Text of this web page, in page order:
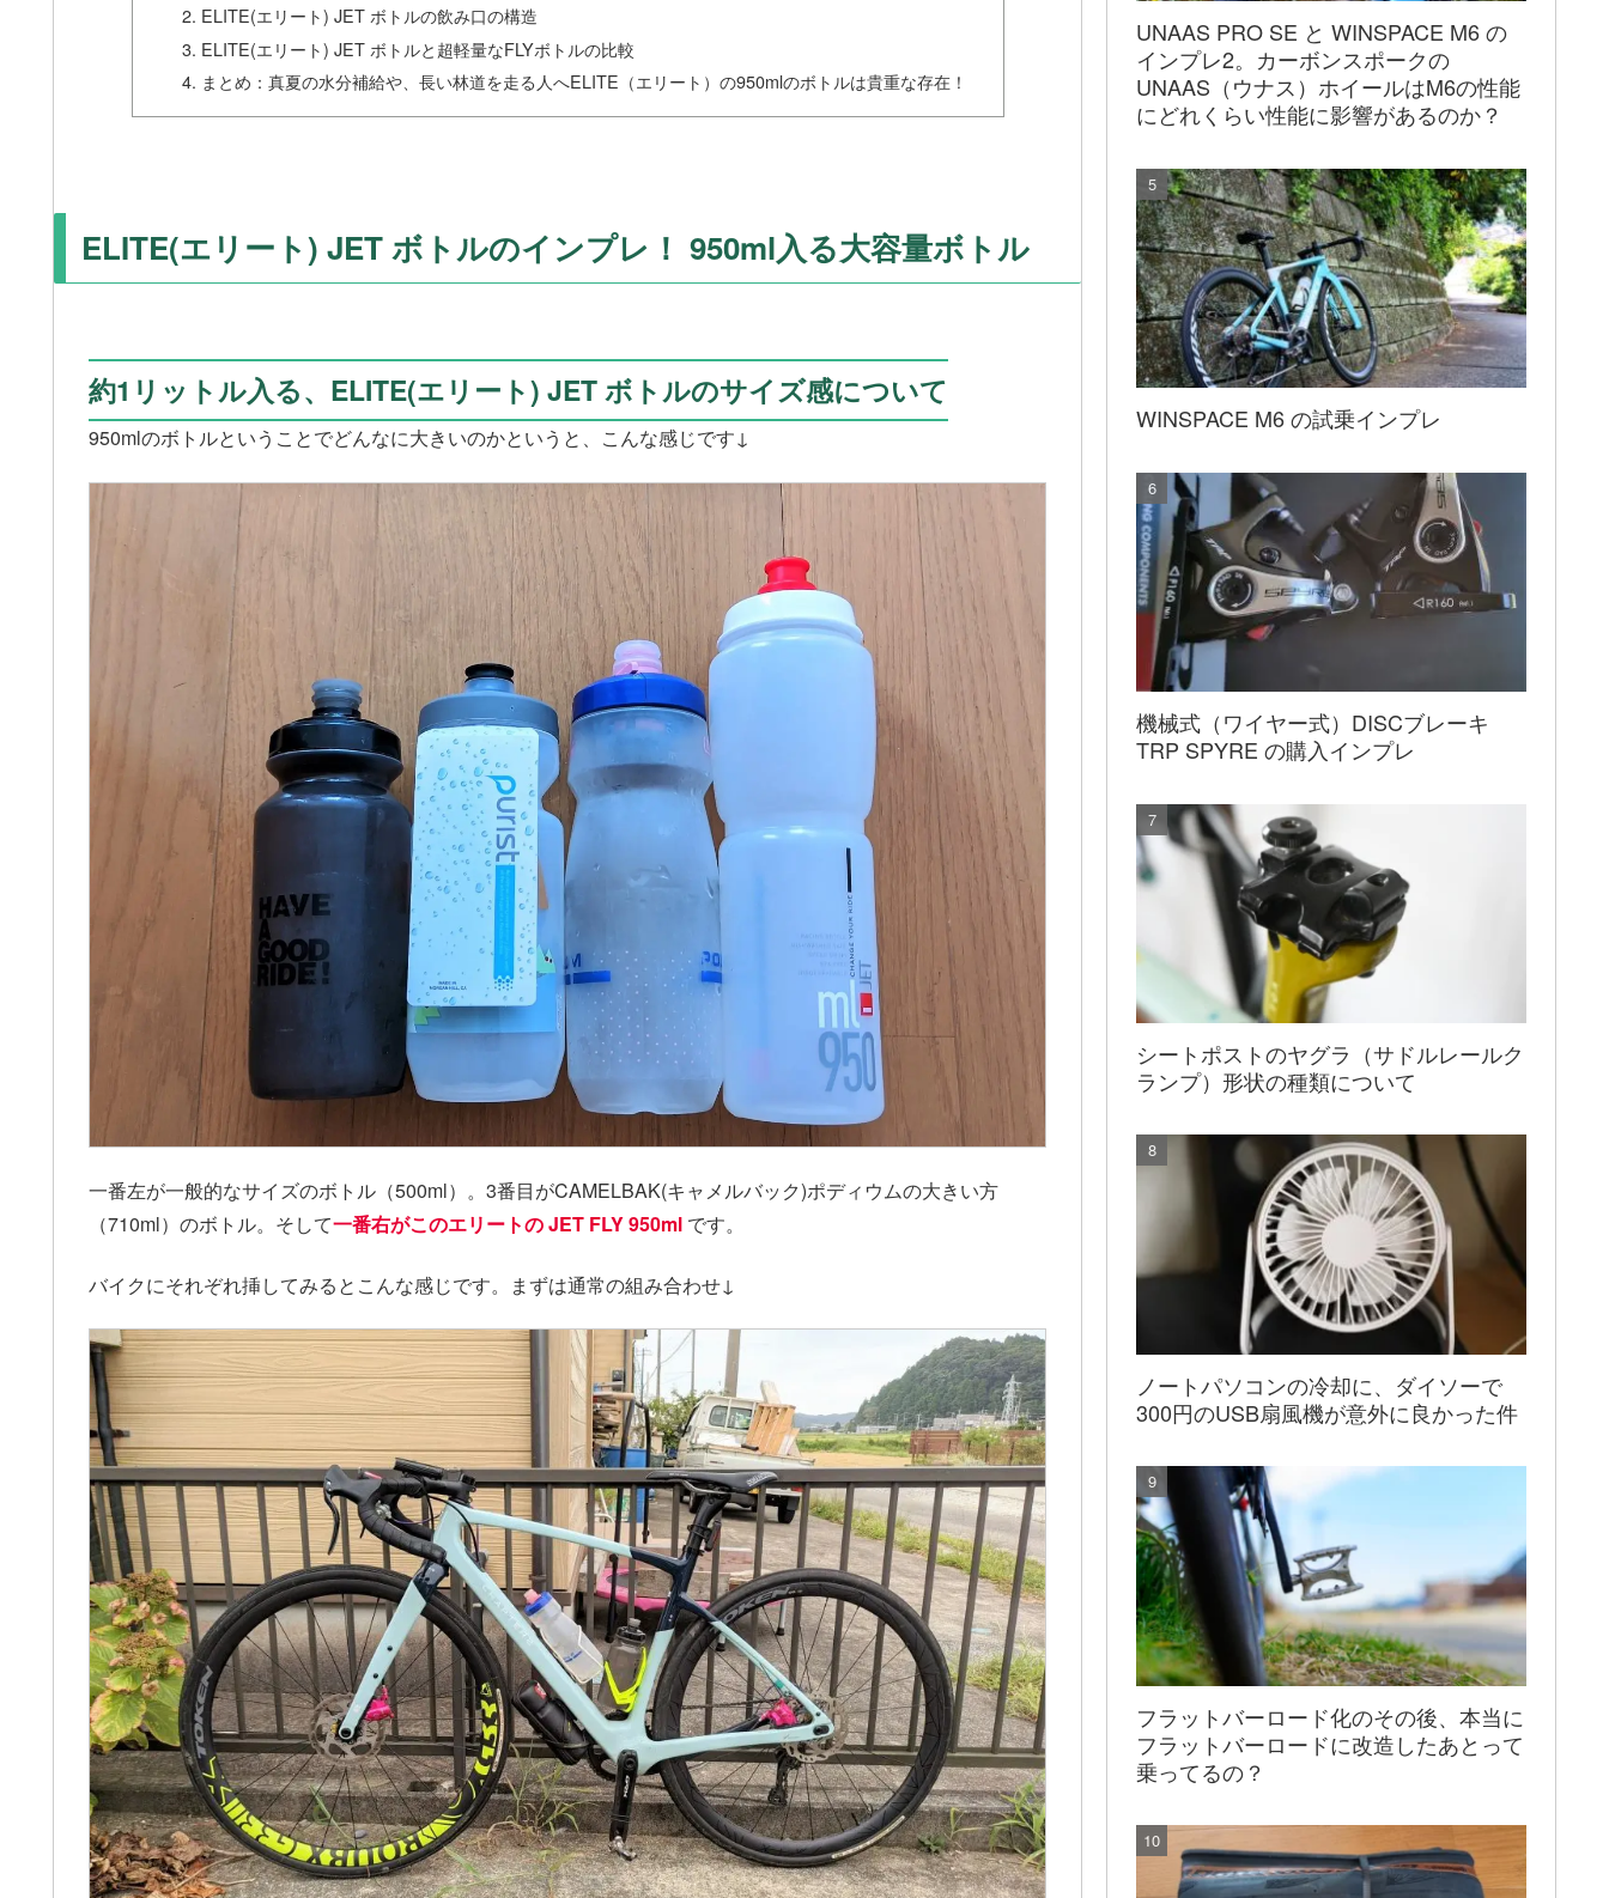
ELITE(エリート) JET ボトルの飲み口の構造
ELITE(エリート) JET ボトルと超軽量なFLYボトルの比較
まとめ：真夏の水分補給や、長い林道を走る人へELITE（エリート）の950mlのボトルは貴重な存在！
ELITE(エリート) JET ボトルのインプレ！ 950ml入る大容量ボトル
約1リットル入る、ELITE(エリート) JET ボトルのサイズ感について
950mlのボトルということでどんなに大きいのかというと、こんな感じです↓
一番左が一般的なサイズのボトル（500ml）。3番目がCAMELBAK(キャメルバック)ポディウムの大きい方
（710ml）のボトル。そして一番右がこのエリートの JET FLY 950ml です。
バイクにそれぞれ挿してみるとこんな感じです。まずは通常の組み合わせ↓
UNAAS PRO SE と WINSPACE M6 の
インプレ2。カーボンスポークの
UNAAS（ウナス）ホイールはM6の性能
にどれくらい性能に影響があるのか？
WINSPACE M6 の試乗インプレ
機械式（ワイヤー式）DISCブレーキ
TRP SPYRE の購入インプレ
シートポストのヤグラ（サドルレールク
ランプ）形状の種類について
ノートパソコンの冷却に、ダイソーで
300円のUSB扇風機が意外に良かった件
フラットバーロード化のその後、本当に
フラットバーロードに改造したあとって
乗ってるの？